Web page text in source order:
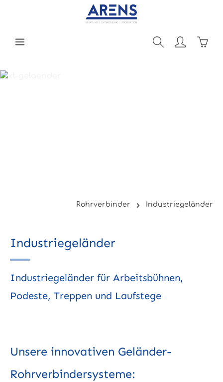
Zum Hauptinhalt springen
Rohrverbinder Industriegeländer
Industriegeländer
Industriegeländer für Arbeitsbühnen,
Podeste, Treppen und Laufstege
Unsere innovativen Geländer-
Rohrverbindersysteme: